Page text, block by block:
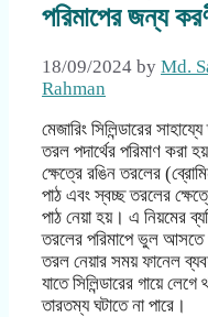
পরিমাপের জন্য
18/09/2024 by Md.
Rahman
মেজারিং সিলিন্ডারের
তরল পদার্থের পরিমাণ করা
ক্ষেত্রে রঙিন তরলের
পাঠ এবং স্বচ্ছ তরলের
পাঠ নেয়া হয়। এ নিয়মের
তরলের পরিমাপে ভুল আসতে
তরল নেয়ার সময় ফানেল
যাতে সিলিন্ডারের গায়ে
তারতম্য ঘটাতে না পারে।